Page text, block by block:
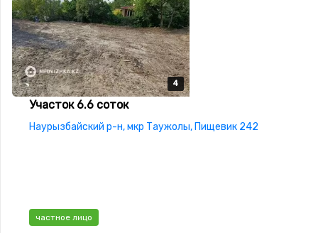
4
4
4
4
Участок 6.6 соток
Наурызбайский р-н, мкр Таужолы, Пищевик 242
частное лицо